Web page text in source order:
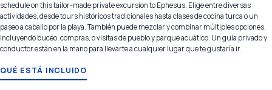
schedule on this tailor-made private excursion to Ephesus. Elige entre diversas
actividades, desde tours históricos tradicionales hasta clases de cocina turca o un
paseo a caballo por la playa. También puede mezclar y combinar múltiples opciones,
incluyendo buceo, compras, o visitas de pueblo y parque acuático. Un guía privado y
conductor están en la mano para llevarte a cualquier lugar que te gustaría ir.
QUÉ ESTÁ INCLUIDO